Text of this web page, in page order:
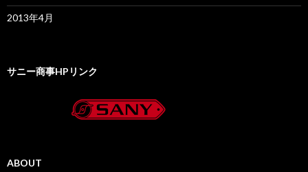
2013年4月
サニー商事HPリンク
ABOUT